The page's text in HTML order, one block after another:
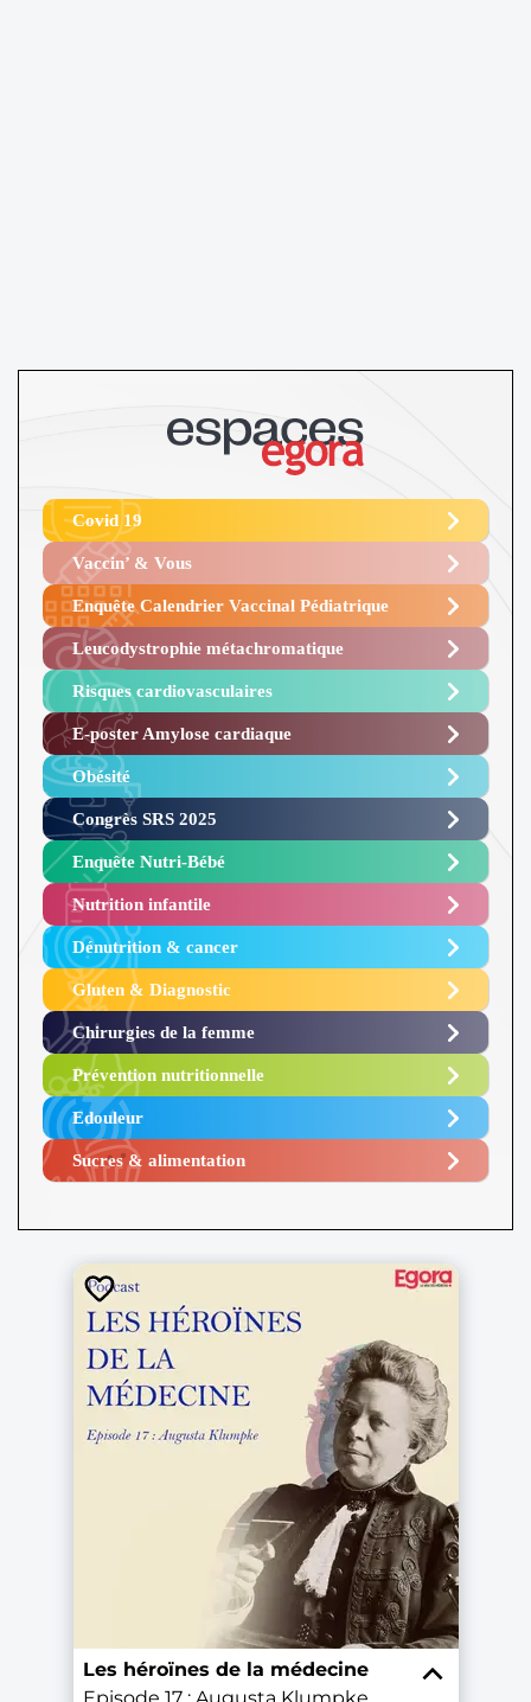
Covid 19
Vaccin’ & Vous
Enquête Calendrier Vaccinal Pédiatrique
Leucodystrophie métachromatique
Risques cardiovasculaires
E-poster Amylose cardiaque ​
Obésité ​
Congrès SRS 2025 ​
Enquête Nutri-Bébé ​
Nutrition infantile
Dénutrition & cancer
Gluten & Diagnostic
Chirurgies de la femme
Prévention nutritionnelle
Edouleur​
Sucres & alimentation​